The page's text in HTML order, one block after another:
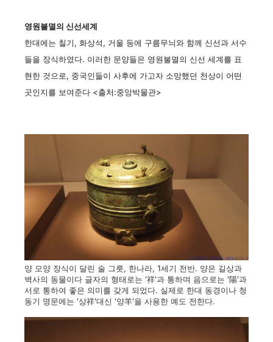
영원불멸의 신선세계
한대에는 칠기, 화상석, 거울 등에 구름무늬와 함께 신선과 서수
들을 장식하였다. 이러한 문양들은 영원불멸의 신선 세계를 표
현한 것으로, 중국인들이 사후에 가고자 소망했던 천상이 어떤
곳인지를 보여준다 <출처:중앙박물관>
양 모양 장식이 달린 술 그릇, 한나라, 1세기 전반. 양은 길상과
벽사의 동물이다 글자의 형태로는 '祥'과 통하며 음으로는 '陽'과
서로 통하여 좋은 의미를 갖게 되었다. 실제로 한대 동경이나 청
동기 명문에는 '상祥'대신 '양羊'을 사용한 예도 전한다.